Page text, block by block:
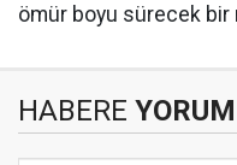
ömür boyu sürecek bir
HABERE